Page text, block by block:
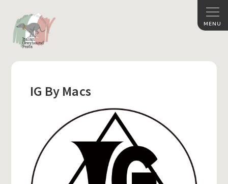
IG By Macs